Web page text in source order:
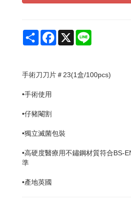
Share Facebook
X
手術刀刀片＃ 23(1盒/100pcs)
•手術使用
•仔豬閹割
•獨立滅菌包裝
•高硬度醫療用不鏽鋼材質符合BS-
準
•產地英國